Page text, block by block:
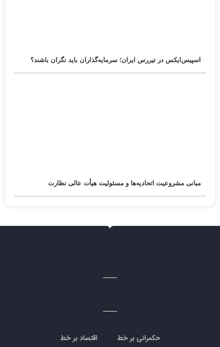
اسپیس‌ایکس در تیررس ایران؛ سرمایه‌گذاران باید نگران باشند؟
مبانی مشروعیت اتحادیه‌ها و مسئولیت هیأت عالی نظارت
حکمرانی بر خط اقتصاد بر خط